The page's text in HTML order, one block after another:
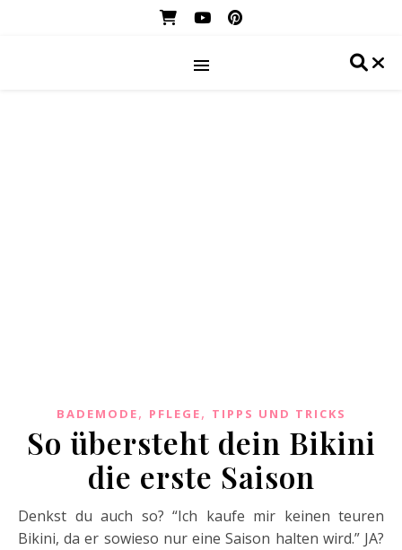
BADEMODE, PFLEGE, TIPPS UND TRICKS
So übersteht dein Bikini
die erste Saison
Denkst du auch so? “Ich kaufe mir keinen teuren
Bikini, da er sowieso nur eine Saison halten wird.” JA?